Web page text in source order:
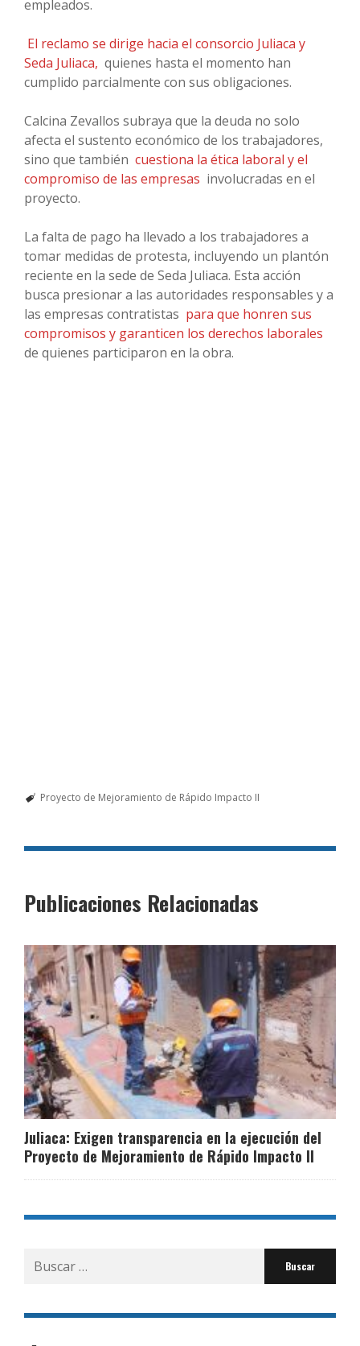
empleados.
El reclamo se dirige hacia el consorcio Juliaca y
Seda Juliaca, quienes hasta el momento han
cumplido parcialmente con sus obligaciones.
Calcina Zevallos subraya que la deuda no solo
afecta el sustento económico de los trabajadores,
sino que también cuestiona la ética laboral y el
compromiso de las empresas involucradas en el
proyecto.
La falta de pago ha llevado a los trabajadores a
tomar medidas de protesta, incluyendo un plantón
reciente en la sede de Seda Juliaca. Esta acción
busca presionar a las autoridades responsables y a
las empresas contratistas para que honren sus
compromisos y garanticen los derechos laborales
de quienes participaron en la obra.
Proyecto de Mejoramiento de Rápido Impacto II
Publicaciones Relacionadas
Juliaca: Exigen transparencia en la ejecución del
Proyecto de Mejoramiento de Rápido Impacto II
Buscar
por: